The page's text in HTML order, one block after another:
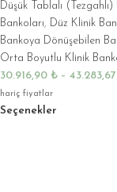
Düşük Tablalı (Tezgahlı)
Bankoları, Düz Klinik
Bankoya Dönüşebilen
Orta Boyutlu Klinik
30.916,90 ₺ – 43.283,67
hariç fiyatlar
Seçenekler